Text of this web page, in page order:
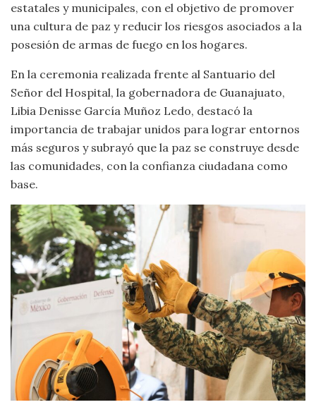
estatales y municipales, con el objetivo de promover
una cultura de paz y reducir los riesgos asociados a la
posesión de armas de fuego en los hogares.
En la ceremonia realizada frente al Santuario del
Señor del Hospital, la gobernadora de Guanajuato,
Libia Denisse García Muñoz Ledo, destacó la
importancia de trabajar unidos para lograr entornos
más seguros y subrayó que la paz se construye desde
las comunidades, con la confianza ciudadana como
base.